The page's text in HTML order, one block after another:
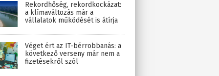
Rekordhőség, rekordkockázat:
a klímaváltozás már a
vállalatok működését is átírja
Véget ért az IT-bérrobbanás: a
következő verseny már nem a
fizetésekről szól